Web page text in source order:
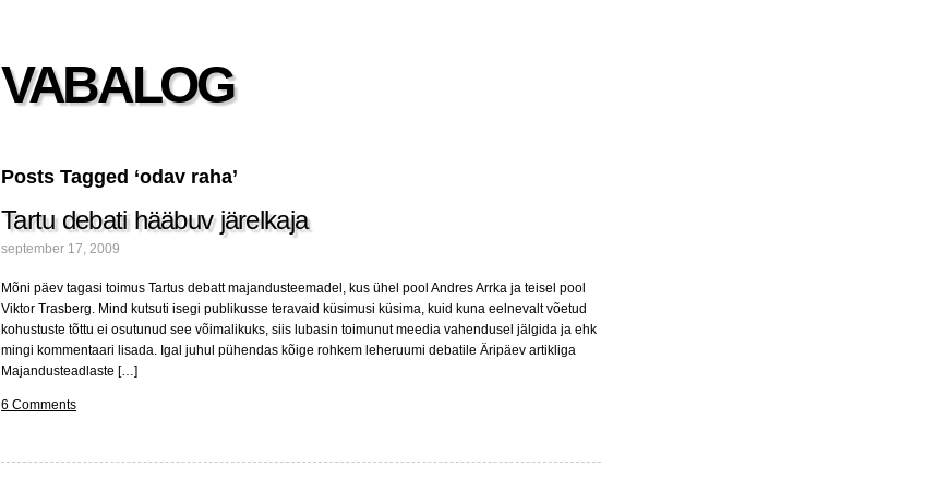
VABALOG
Posts Tagged ‘odav raha’
Tartu debati hääbuv järelkaja
september 17, 2009
Mõni päev tagasi toimus Tartus debatt majandusteemadel, kus ühel pool Andres Arrka ja teisel pool
Viktor Trasberg. Mind kutsuti isegi publikusse teravaid küsimusi küsima, kuid kuna eelnevalt võetud
kohustuste tõttu ei osutunud see võimalikuks, siis lubasin toimunut meedia vahendusel jälgida ja ehk
mingi kommentaari lisada. Igal juhul pühendas kõige rohkem leheruumi debatile Äripäev artikliga
Majandusteadlaste […]
6 Comments